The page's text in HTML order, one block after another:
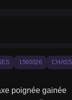
1560026
poignée gainée